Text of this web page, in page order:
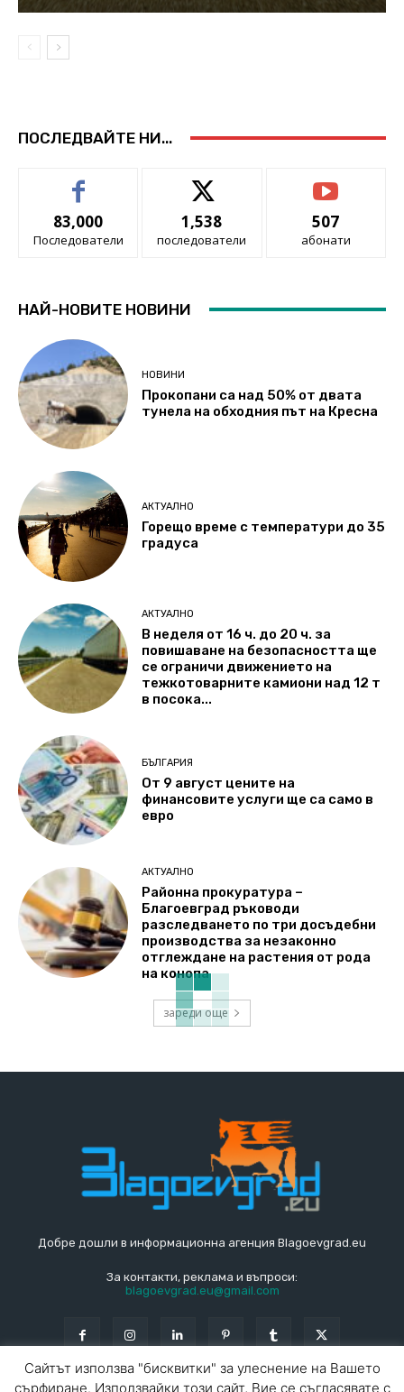
ПОСЛЕДВАЙТЕ НИ...
83,000
Последователи
1,538
последователи
507
абонати
НАЙ-НОВИТЕ НОВИНИ
НОВИНИ
Прокопани са над 50% от двата
тунела на обходния път на Кресна
АКТУАЛНО
Горещо време с температури до 35
градуса
АКТУАЛНО
В неделя от 16 ч. до 20 ч. за
повишаване на безопасността ще
се ограничи движението на
тежкотоварните камиони над 12 т
в посока...
БЪЛГАРИЯ
От 9 август цените на
финансовите услуги ще са само в
евро
АКТУАЛНО
Районна прокуратура –
Благоевград ръководи
разследването по три досъдебни
производства за незаконно
отглеждане на растения от рода
на конопа
зареди още
Добре дошли в информационна агенция Blagoevgrad.eu
За контакти, реклама и въпроси:
blagoevgrad.eu@gmail.com
Сайтът използва "бисквитки" за улеснение на Вашето
сърфиране. Използвайки този сайт, Вие се съгласявате с